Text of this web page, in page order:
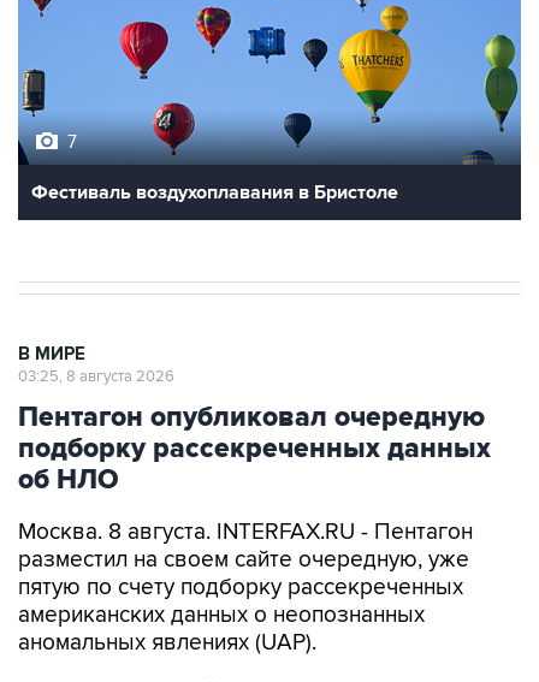
Фестиваль воздухоплавания в Бристоле
Пентагон опубликовал очередную
подборку рассекреченных данных
об НЛО
Москва. 8 августа. INTERFAX.RU - Пентагон
пятую по счету подборку рассекреченных
американских данных о неопознанных
аномальных явлениях (UAP).
"Министерство войны публикует пятую часть